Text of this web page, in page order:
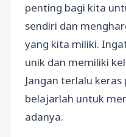
penting bagi kita
sendiri dan
yang kita miliki.
unik dan memiliki
Jangan terlalu
belajarlah untuk
adanya.